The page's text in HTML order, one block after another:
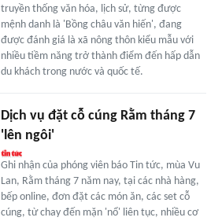
truyền thống văn hóa, lịch sử, từng được
mệnh danh là 'Bồng châu văn hiến', đang
được đánh giá là xã nông thôn kiểu mẫu với
nhiều tiềm năng trở thành điểm đến hấp dẫn
du khách trong nước và quốc tế.
Dịch vụ đặt cỗ cúng Rằm tháng 7
'lên ngôi'
Ghi nhận của phóng viên báo Tin tức, mùa Vu
Lan, Rằm tháng 7 năm nay, tại các nhà hàng,
bếp online, đơn đặt các món ăn, các set cỗ
cúng, từ chay đến mặn 'nổ' liên tục, nhiều cơ